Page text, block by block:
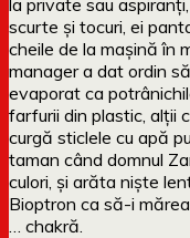
scurte și tocuri, ei
cheile de la mașină în
manager a dat ordin
evaporat ca
farfurii din plastic, alții
curgă sticlele cu apă
taman când domnul
culori, și arăta niște
Bioptron ca să-i
… chakră.